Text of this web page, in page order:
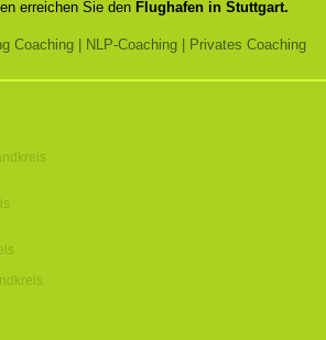
erreichen Sie den Flughafen in Stuttgart.
Coaching | NLP-Coaching | Privates Coaching